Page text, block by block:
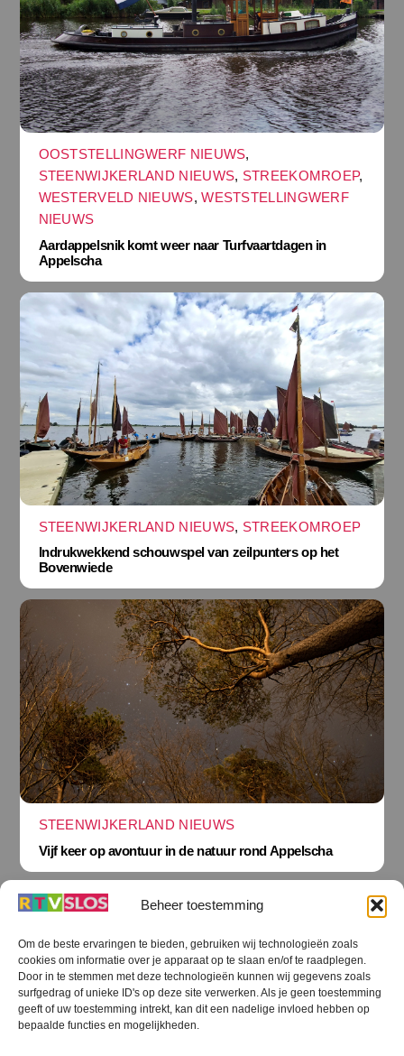
Beheer toestemming
Om de beste ervaringen te bieden, gebruiken wij technologieën zoals
cookies om informatie over je apparaat op te slaan en/of te raadplegen.
Door in te stemmen met deze technologieën kunnen wij gegevens zoals
surfgedrag of unieke ID's op deze site verwerken. Als je geen toestemming
geeft of uw toestemming intrekt, kan dit een nadelige invloed hebben op
bepaalde functies en mogelijkheden.
OOSTSTELLINGWERF NIEUWS,
STEENWIJKERLAND NIEUWS, STREEKOMROEP,
WESTERVELD NIEUWS,WESTSTELLINGWERF
NIEUWS
Aardappelsnik komt weer naar Turfvaartdagen in
Appelscha
STEENWIJKERLAND NIEUWS, STREEKOMROEP
Indrukwekkend schouwspel van zeilpunters op het
Bovenwiede
STEENWIJKERLAND NIEUWS
Vijf keer op avontuur in de natuur rond Appelscha
Terug
naar
boven
RTV SLOS